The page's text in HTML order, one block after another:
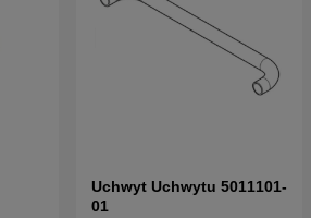
Uchwyt Uchwytu 5011101-
01